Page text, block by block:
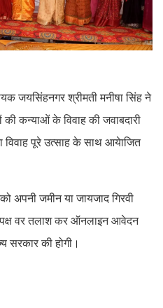
जयसिंहनगर श्रीमती मनीषा सिंह ने
की कन्याओं के विवाह की जवाबदारी
पूरे उत्साह के साथ आयेाजित
अपनी जमीन या जायजाद गिरवी
वर तलाश कर ऑनलाइन आवेदन
सरकार की होगी।